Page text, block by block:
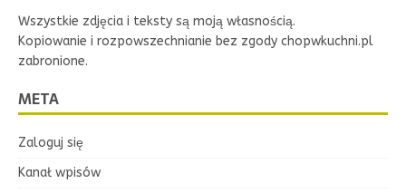
Wszystkie zdjęcia i teksty są moją własnością.
Kopiowanie i rozpowszechnianie bez zgody chopwkuchni.pl
zabronione.
META
Zaloguj się
Kanał wpisów